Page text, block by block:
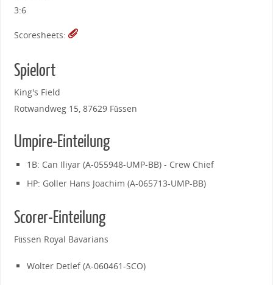
3:6
Scoresheets:
Spielort
King's Field
Rotwandweg 15, 87629 Füssen
Umpire-Einteilung
1B: Can Iliyar (A-055948-UMP-BB) - Crew Chief
HP: Goller Hans Joachim (A-065713-UMP-BB)
Scorer-Einteilung
Füssen Royal Bavarians
Wolter Detlef (A-060461-SCO)